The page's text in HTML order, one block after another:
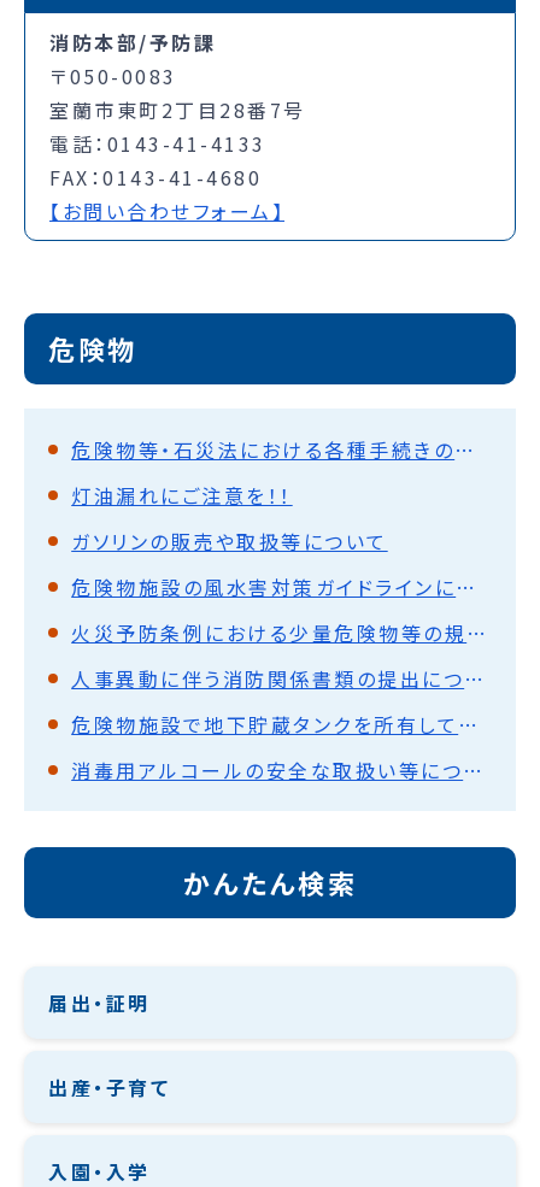
消防本部/予防課
〒050-0083
室蘭市東町2丁目28番7号
電話：0143-41-4133
FAX：0143-41-4680
【お問い合わせフォーム】
危険物
危険物等・石災法における各種手続きの電子申請
灯油漏れにご注意を！！
ガソリンの販売や取扱等について
危険物施設の風水害対策ガイドラインについて
火災予防条例における少量危険物等の規制に係る運用を改正しました
人事異動に伴う消防関係書類の提出について
危険物施設で地下貯蔵タンクを所有している設置者のかたへ
消毒用アルコールの安全な取扱い等について
かんたん検索
届出・証明
出産・子育て
入園・入学